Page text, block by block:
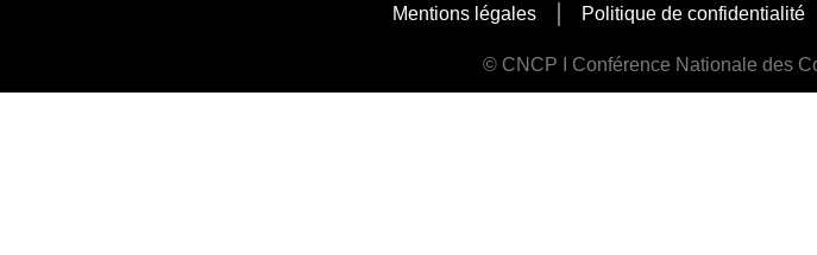
Mentions légales Politique de confidentialité
© CNCP I Conférence Nationale des